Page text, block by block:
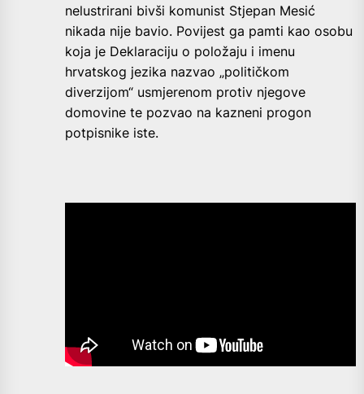
nelustrirani bivši komunist Stjepan Mesić
nikada nije bavio. Povijest ga pamti kao osobu
koja je Deklaraciju o položaju i imenu
hrvatskog jezika nazvao „političkom
diverzijom“ usmjerenom protiv njegove
domovine te pozvao na kazneni progon
potpisnike iste.